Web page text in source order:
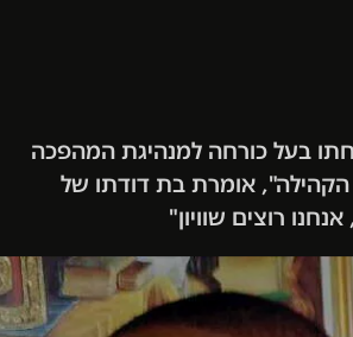
בעל כורחה למנהיגת המהפכה
אומרת בת דודתו של
רוצים שוויון"